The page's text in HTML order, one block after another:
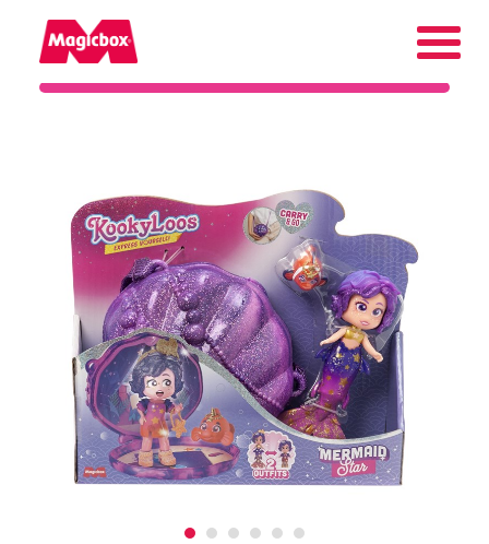
Vállalat
Magyarország
Keresés